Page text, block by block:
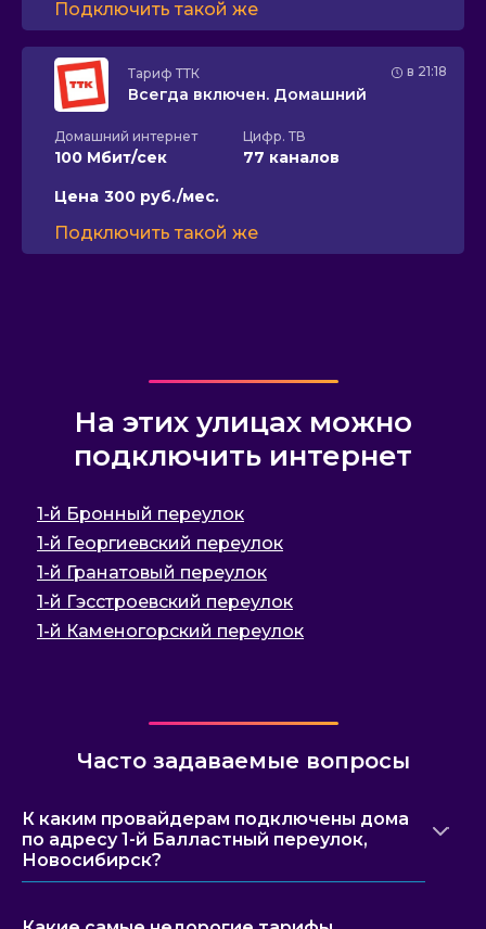
Подключить такой же
в 21:18
Тариф ТТК
Всегда включен. Домашний
Домашний интернет
100 Мбит/сек
Цифр. ТВ
77 каналов
Цена 300 руб./мес.
Подключить такой же
На этих улицах можно
подключить интернет
1-й Бронный переулок
1-й Георгиевский переулок
1-й Гранатовый переулок
1-й Гэсстроевский переулок
1-й Каменогорский переулок
Часто задаваемые вопросы
К каким провайдерам подключены дома
по адресу 1-й Балластный переулок,
Новосибирск?